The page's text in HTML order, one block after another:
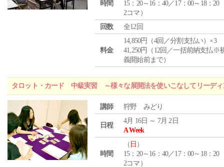
時間
15：20～16：40／17：00～18：20
2コマ）
回数
全12回
料金
14,850円（4回／分割支払い）×3
41,250円（12回／一括前納支払※
義開始前まで）
タロット・カード 中級実習 ～様々な展開法を使いこなしてリーディ
講師 狩野 みどり
日程
4月 16日 ～ 7月 2日
A Week
時間
（ 日 ）
15：20～16：40／17：00～18：20
2コマ）